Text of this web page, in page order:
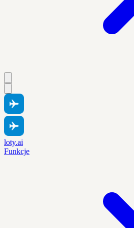
loty.ai
Funkcje